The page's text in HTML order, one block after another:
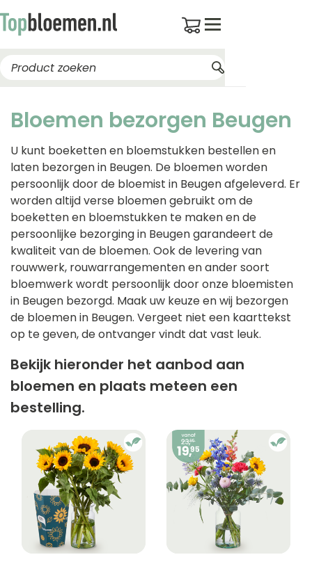
Bloemen bezorgen Beugen
U kunt boeketten en bloemstukken bestellen en
laten bezorgen in Beugen. De bloemen worden
persoonlijk door de bloemist in Beugen afgeleverd. Er
worden altijd verse bloemen gebruikt om de
boeketten en bloemstukken te maken en de
persoonlijke bezorging in Beugen garandeert de
kwaliteit van de bloemen. Ook de levering van
rouwwerk, rouwarrangementen en ander soort
bloemwerk wordt persoonlijk door onze bloemisten
in Beugen bezorgd. Maak uw keuze en wij bezorgen
de bloemen in Beugen. Vergeet niet een kaarttekst
op te geven, de ontvanger vindt dat vast leuk.
Bekijk hieronder het aanbod aan
bloemen en plaats meteen een
bestelling.